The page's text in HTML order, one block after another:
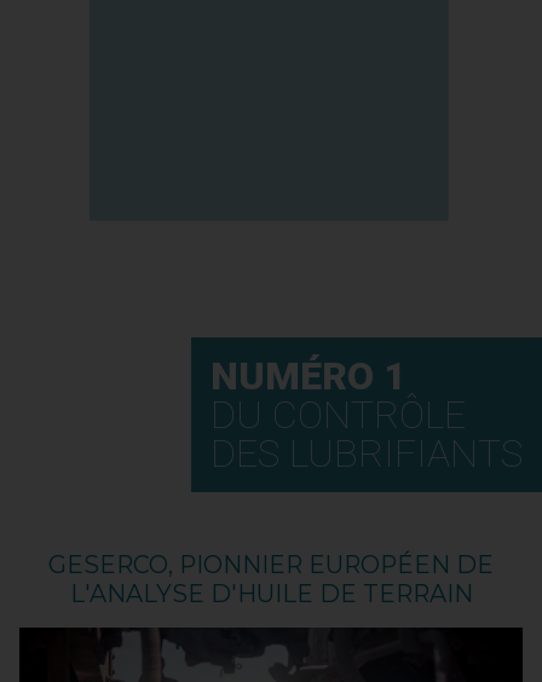
NUMÉRO 1
DU CONTRÔLE
DES LUBRIFIANTS
GESERCO, PIONNIER EUROPÉEN DE
L'ANALYSE D'HUILE DE TERRAIN